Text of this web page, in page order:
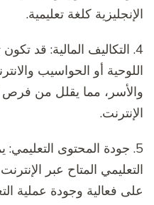
الإنجليزية كلغة تعليمية.
4. التكاليف المالية: قد
اللوحية أو الحواسيب
والأسر، مما يقلل من فرص
الإنترنت.
5. جودة المحتوى
التعليمي المتاح عبر
على فعالية وجودة عملية